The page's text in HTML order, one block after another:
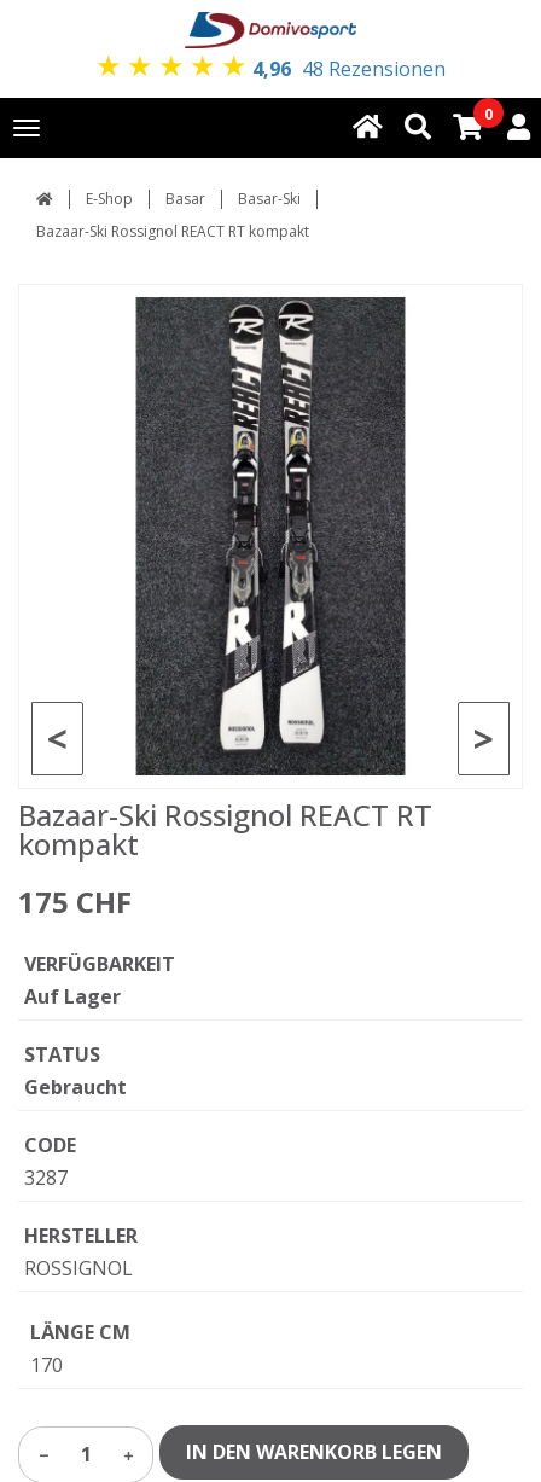
★ ★ ★ ★ ★ 4,96 48 Rezensionen
Toggle
navigation
0
E-Shop Basar
Basar-Ski
Bazaar-Ski Rossignol REACT RT kompakt
>
<
Bazaar-Ski Rossignol REACT RT
kompakt
175 CHF
VERFÜGBARKEIT
Auf Lager
STATUS
Gebraucht
CODE
3287
HERSTELLER
ROSSIGNOL
LÄNGE CM
170
1 IN DEN WARENKORB LEGEN